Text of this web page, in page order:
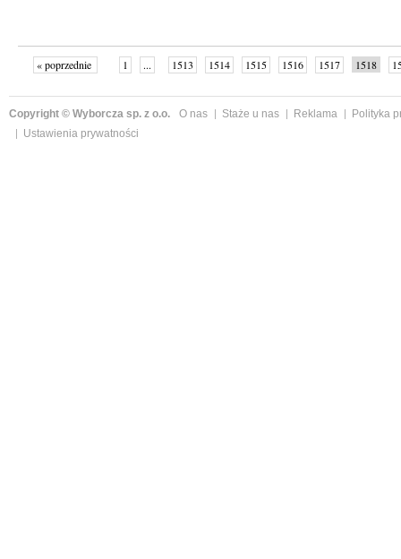
« poprzednie 1 ... 1513 1514 1515 1516 1517 1518
Copyright © Wyborcza sp. z o.o. O nas Staże u nas Reklama
Polityka
Ustawienia prywatności